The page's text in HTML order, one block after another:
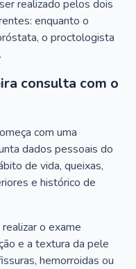
realizado pelos dois
enquanto o
o proctologista
consulta com o
com uma
dados pessoais do
de vida, queixas,
e histórico de
o exame
e a textura da pele
hemorroidas ou